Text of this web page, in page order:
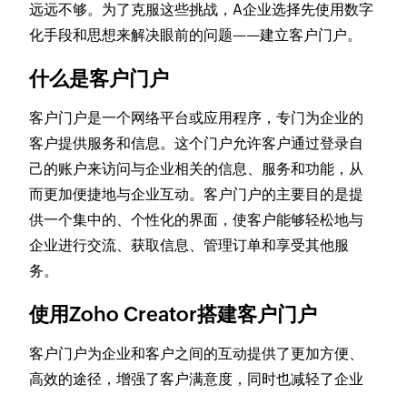
远远不够。为了克服这些挑战，A企业选择先使用数字
化手段和思想来解决眼前的问题——建立客户门户。
什么是客户门户
客户门户是一个网络平台或应用程序，专门为企业的
客户提供服务和信息。这个门户允许客户通过登录自
己的账户来访问与企业相关的信息、服务和功能，从
而更加便捷地与企业互动。客户门户的主要目的是提
供一个集中的、个性化的界面，使客户能够轻松地与
企业进行交流、获取信息、管理订单和享受其他服
务。
使用Zoho Creator搭建客户门户
客户门户为企业和客户之间的互动提供了更加方便、
高效的途径，增强了客户满意度，同时也减轻了企业